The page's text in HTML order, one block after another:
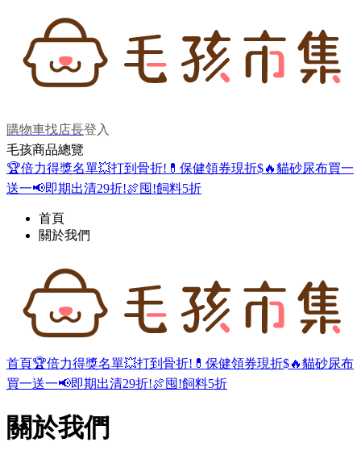
購物車找店長登入
毛孩商品總覽
🏆倍力得獎名單💥打到骨折! 💊保健領券現折$🔥貓砂尿布買一
送一📢即期出清29折!🍖囤!飼料5折
首頁
關於我們
首頁🏆倍力得獎名單💥打到骨折! 💊保健領券現折$🔥貓砂尿布
買一送一📢即期出清29折!🍖囤!飼料5折
關於我們